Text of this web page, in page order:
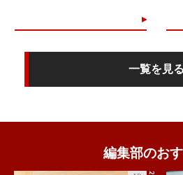
一覧を見る
編集部のお